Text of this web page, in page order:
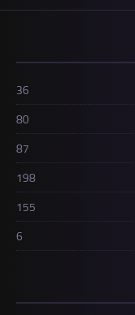
36
80
87
198
155
6